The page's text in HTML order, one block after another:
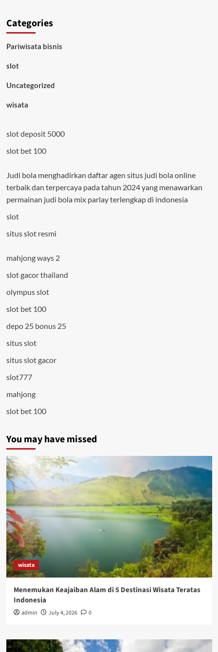
Categories
Pariwisata bisnis
slot
Uncategorized
wisata
slot deposit 5000
slot bet 100
Judi bola menghadirkan daftar agen situs judi bola online
terbaik dan terpercaya pada tahun 2024 yang menawarkan
permainan judi bola mix parlay terlengkap di indonesia
slot
situs slot resmi
mahjong ways 2
slot gacor thailand
olympus slot
slot bet 100
depo 25 bonus 25
situs slot
situs slot gacor
slot777
mahjong
slot bet 100
You may have missed
wisata
Menemukan Keajaiban Alam di 5 Destinasi Wisata Teratas
Indonesia
admin July 4, 2026 0